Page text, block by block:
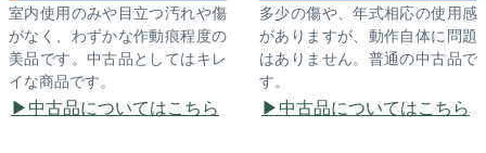
室内使用のみや目立つ汚れや傷
がなく、わずかな作動痕程度の
美品です。中古品としてはキレ
イな商品です。
中古品についてはこちら
多少の傷や、年式相応の使用感
がありますが、動作自体に問題
はありません。普通の中古品で
す。
中古品についてはこちら